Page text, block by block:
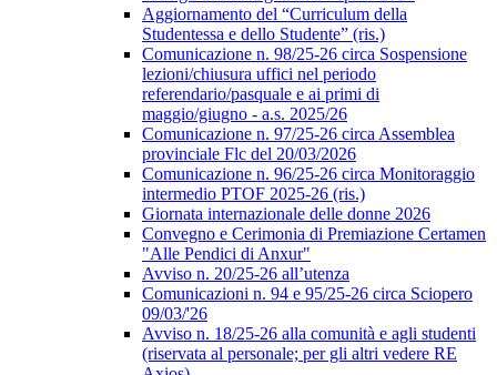
Aggiornamento del “Curriculum della
Studentessa e dello Studente” (ris.)
Comunicazione n. 98/25-26 circa Sospensione
lezioni/chiusura uffici nel periodo
referendario/pasquale e ai primi di
maggio/giugno - a.s. 2025/26
Comunicazione n. 97/25-26 circa Assemblea
provinciale Flc del 20/03/2026
Comunicazione n. 96/25-26 circa Monitoraggio
intermedio PTOF 2025-26 (ris.)
Giornata internazionale delle donne 2026
Convegno e Cerimonia di Premiazione Certamen
"Alle Pendici di Anxur"
Avviso n. 20/25-26 all’utenza
Comunicazioni n. 94 e 95/25-26 circa Sciopero
09/03/'26
Avviso n. 18/25-26 alla comunità e agli studenti
(riservata al personale; per gli altri vedere RE